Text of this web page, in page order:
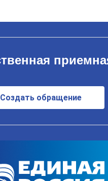
Создать обращение